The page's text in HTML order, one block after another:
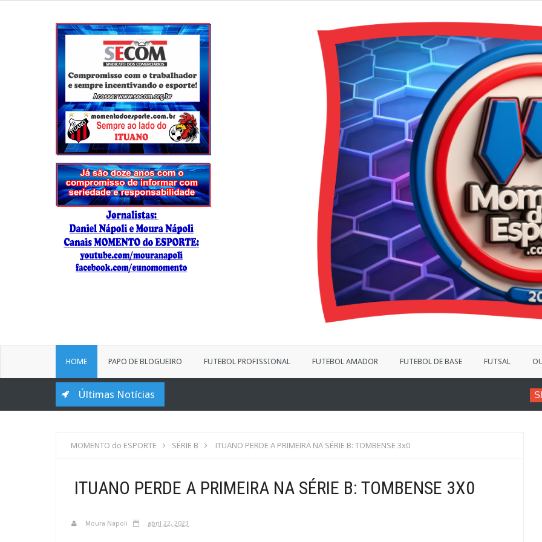
HOME PAPO DE BLOGUEIRO FUTEBOL PROFISSIONAL FUTEBOL AMADOR FUTEBOL DE BASE FUTSAL
Últimas Notícias VINÍCIUS
MOMENTO do ESPORTE SÉRIE B ITUANO PERDE A PRIMEIRA NA SÉRIE B: TOMBENSE 3x0
ITUANO PERDE A PRIMEIRA NA SÉRIE B: TOMBENSE 3X0
Moura Nápoli abril 22, 2023